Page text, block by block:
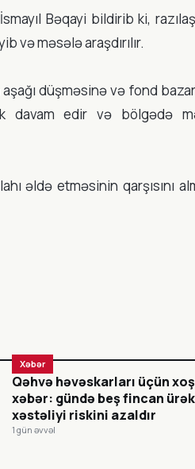
Bəqayi bildirib ki,
və məsələ araşdırılır.
düşməsinə və fond
davam edir və bölgədə
əldə etməsinin qarşısını
Xəbər
Qəhvə həvəskarları üçün xoş
xəbər: gündə beş fincan ürək
xəstəliyi riskini azaldır
1 gün əvvəl